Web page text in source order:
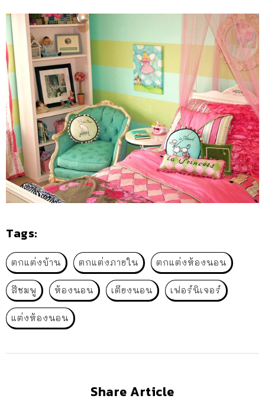
Tags:
ตกแต่งบ้าน ตกแต่งภายใน ตกแต่งห้องนอน
สีชมพู ห้องนอน เตียงนอน เฟอร์นิเจอร์
แต่งห้องนอน
Share Article